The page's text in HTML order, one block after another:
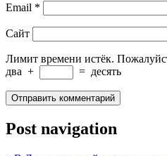
Email *
Сайт
Лимит времени истёк.
два + = десять
Post navigation